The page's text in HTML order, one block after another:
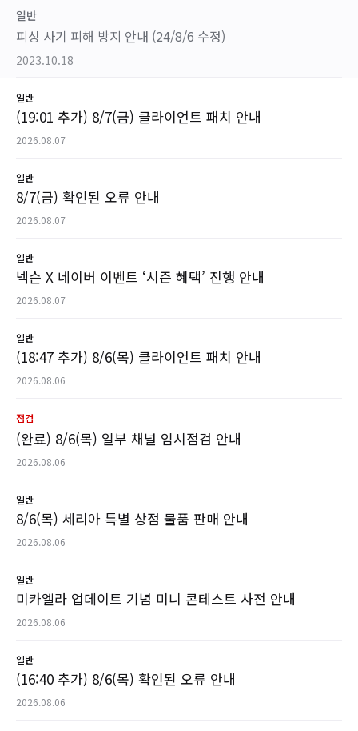
일반
피싱 사기 피해 방지 안내 (24/8/6 수정)
2023.10.18
일반
(19:01 추가) 8/7(금) 클라이언트 패치 안내
2026.08.07
일반
8/7(금) 확인된 오류 안내
2026.08.07
일반
넥슨 X 네이버 이벤트 ‘시즌 혜택’ 진행 안내
2026.08.07
일반
(18:47 추가) 8/6(목) 클라이언트 패치 안내
2026.08.06
점검
(완료) 8/6(목) 일부 채널 임시점검 안내
2026.08.06
일반
8/6(목) 세리아 특별 상점 물품 판매 안내
2026.08.06
일반
미카엘라 업데이트 기념 미니 콘테스트 사전 안내
2026.08.06
일반
(16:40 추가) 8/6(목) 확인된 오류 안내
2026.08.06